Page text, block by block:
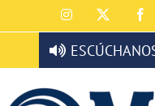
al
contenido
Instagram